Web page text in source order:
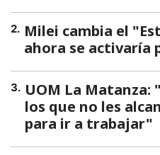
2. Milei cambia el
ahora se activaría
3. UOM La
los que no les
para ir a trabajar"